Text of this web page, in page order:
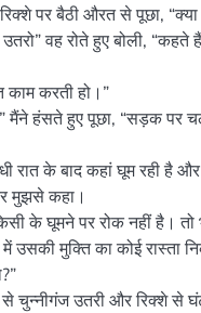
पर बैठी औरत से पूछा,
वह रोते हुए बोली, “कहते
करती हो।”
मैंने हंसते हुए पूछा, “सड़क
रात के बाद कहां घूम रही है और
मुझसे कहा।
के घूमने पर रोक नहीं है।
में उसकी मुक्ति का कोई रास्ता
चुन्नीगंज उतरी और रिक्शे से